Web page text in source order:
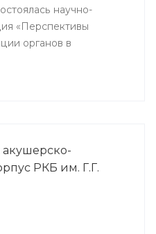
научно-
«Перспективы
органов в
акушерско-
РКБ им. Г.Г.